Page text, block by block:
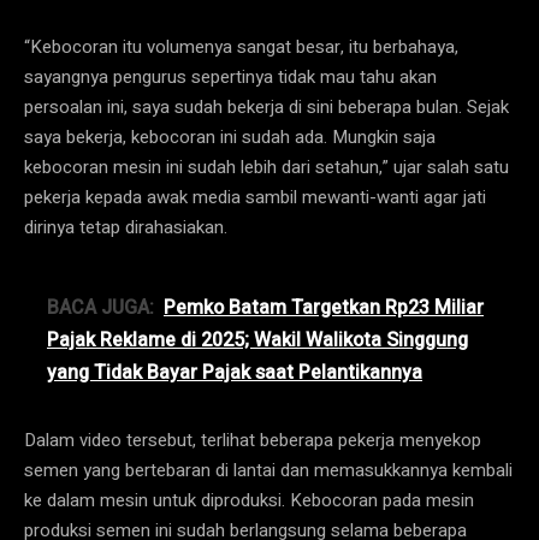
“Kebocoran itu volumenya sangat besar, itu berbahaya,
sayangnya pengurus sepertinya tidak mau tahu akan
persoalan ini, saya sudah bekerja di sini beberapa bulan. Sejak
saya bekerja, kebocoran ini sudah ada. Mungkin saja
kebocoran mesin ini sudah lebih dari setahun,” ujar salah satu
pekerja kepada awak media sambil mewanti-wanti agar jati
dirinya tetap dirahasiakan.
BACA JUGA: Pemko Batam Targetkan Rp23 Miliar
Pajak Reklame di 2025; Wakil Walikota Singgung
yang Tidak Bayar Pajak saat Pelantikannya
Dalam video tersebut, terlihat beberapa pekerja menyekop
semen yang bertebaran di lantai dan memasukkannya kembali
ke dalam mesin untuk diproduksi. Kebocoran pada mesin
produksi semen ini sudah berlangsung selama beberapa